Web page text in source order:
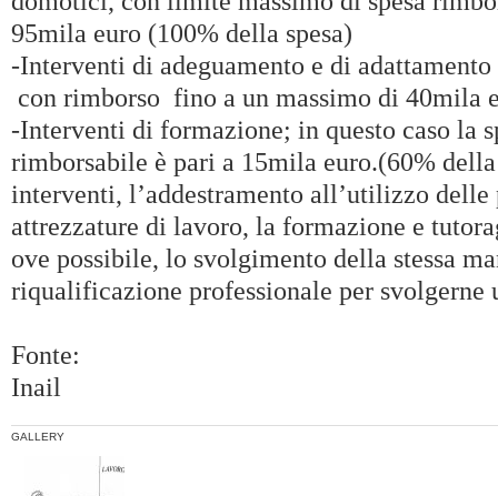
95mila euro (100% della spesa)
-Interventi di adeguamento e di
con rimborso fino a un massimo di 40mila
-Interventi di formazione; in questo caso la
rimborsabile è pari a 15mila euro.(60%
interventi, l’addestramento all’utilizzo
attrezzature di lavoro, la formazione e
ove possibile, lo svolgimento della stessa
riqualificazione professionale per svolgerne
Fonte:
Inail
GALLERY